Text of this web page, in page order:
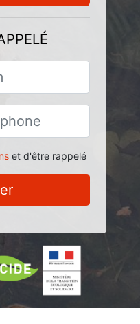
et d'être rappelé